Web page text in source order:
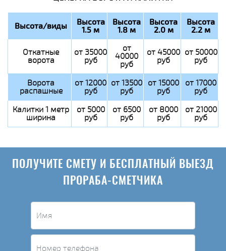
Высота/виды Высота
1.5 м
Высота
1.8 м
Высота
2.0 м
Высота
2.2 м
Откатные
ворота
от 35000
руб
от
40000
руб
от 45000
руб
от 50000
руб
Ворота
распашные
от 12000
руб
от 13500
руб
от 15000
руб
от 17000
руб
Калитки 1 метр
ширина
от 5000
руб
от 6500
руб
от 8000
руб
от 21000
руб
ПОЛУЧИТЕ СМЕТУ И БЕСПЛАТНЫЙ ВЫЕЗД
ПРОРАБА-СМЕТЧИКА